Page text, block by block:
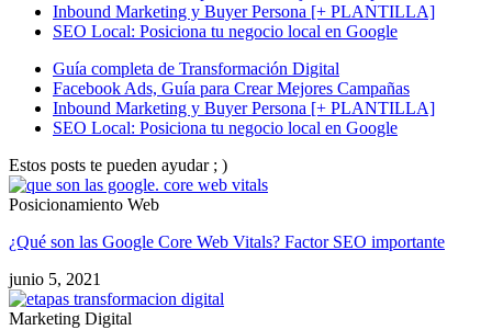
Inbound Marketing y Buyer Persona [+ PLANTILLA]
SEO Local: Posiciona tu negocio local en Google
Guía completa de Transformación Digital
Facebook Ads, Guía para Crear Mejores Campañas
Inbound Marketing y Buyer Persona [+ PLANTILLA]
SEO Local: Posiciona tu negocio local en Google
Estos posts te pueden ayudar ; )
Posicionamiento Web
¿Qué son las Google Core Web Vitals? Factor SEO importante
junio 5, 2021
Marketing Digital